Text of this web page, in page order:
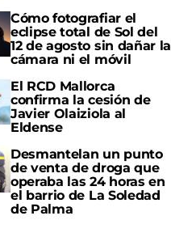
Cómo fotografiar el
eclipse total de Sol del
12 de agosto sin dañar la
cámara ni el móvil
El RCD Mallorca
confirma la cesión de
Javier Olaiziola al
Eldense
Desmantelan un punto
de venta de droga que
operaba las 24 horas en
el barrio de La Soledad
de Palma